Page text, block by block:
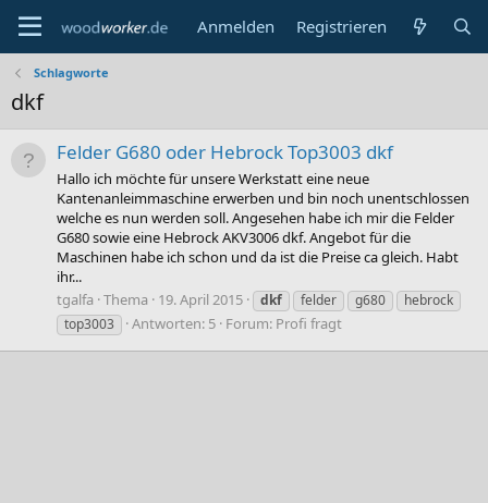
Anmelden Registrieren
Schlagworte
dkf
Felder G680 oder Hebrock Top3003 dkf
Hallo ich möchte für unsere Werkstatt eine neue
Kantenanleimmaschine erwerben und bin noch unentschlossen
welche es nun werden soll. Angesehen habe ich mir die Felder
G680 sowie eine Hebrock AKV3006 dkf. Angebot für die
Maschinen habe ich schon und da ist die Preise ca gleich. Habt
ihr...
tgalfa Thema 19. April 2015 dkf felder g680
hebrock
top3003
Antworten: 5 Forum: Profi fragt